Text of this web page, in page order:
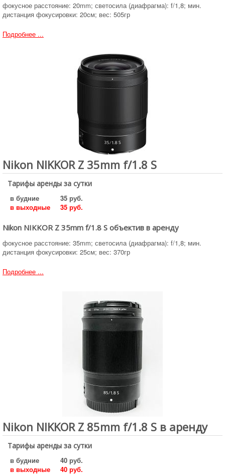
фокусное расстояние: 20mm; светосила (диафрагма): f/1,8; мин.
дистанция фокусировки: 20cм; вес: 505гр
Подробнее ...
Nikon NIKKOR Z 35mm f/1.8 S
Тарифы аренды за сутки
в будние
35 руб.
в выходные
35 руб.
Nikon NIKKOR Z 35mm f/1.8 S объектив в аренду
фокусное расстояние: 35mm; светосила (диафрагма): f/1,8; мин.
дистанция фокусировки: 25cм; вес: 370гр
Подробнее ...
Nikon NIKKOR Z 85mm f/1.8 S в аренду
Тарифы аренды за сутки
в будние
40 руб.
в выходные
40 руб.